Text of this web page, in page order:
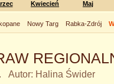
Kwiecień Maj
Nowy Targ Rabka-Zdrój
Autor: Halina Świder